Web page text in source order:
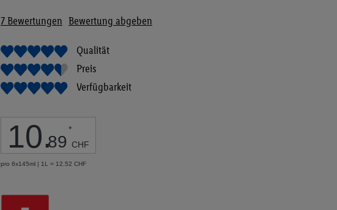
7Bewertungen Bewertung abgeben
Qualität
Preis
Verfügbarkeit
10.89
*
CHF
pro 6x145ml | 1L = 12.52 CHF